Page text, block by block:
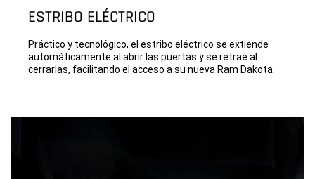
ESTRIBO ELÉCTRICO
Práctico y tecnológico, el estribo eléctrico se extiende
automáticamente al abrir las puertas y se retrae al
cerrarlas, facilitando el acceso a su nueva Ram Dakota.